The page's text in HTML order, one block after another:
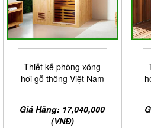
Thiết kế phòng xông
hơi gỗ thông Việt Nam
Giá Hãng: 17,040,000
(VNĐ)